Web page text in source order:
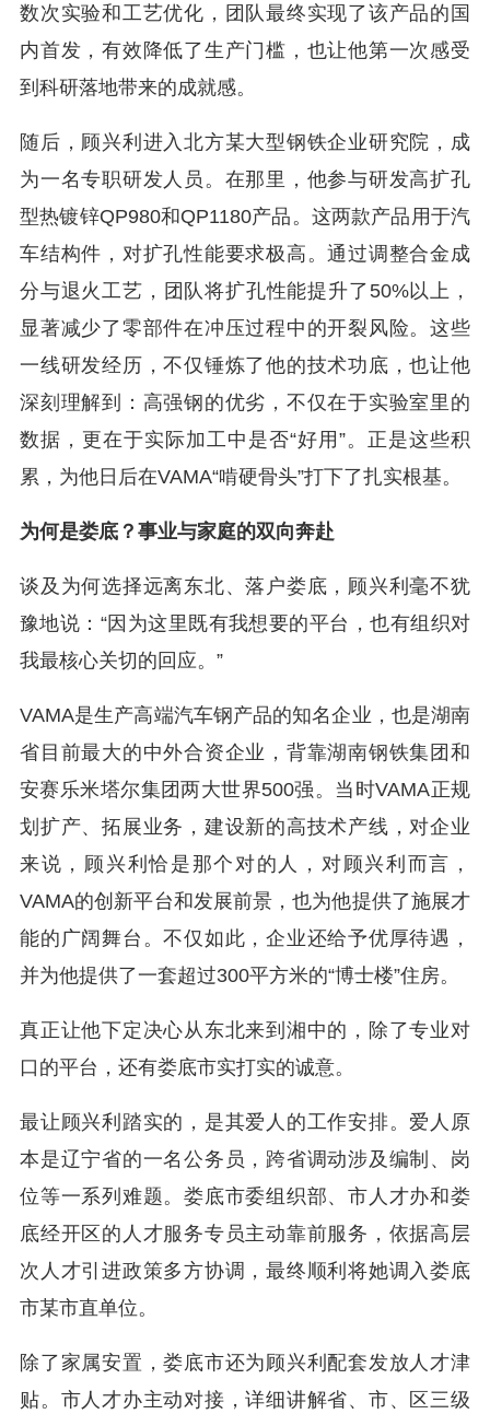
数次实验和工艺优化，团队最终实现了该产品的国
内首发，有效降低了生产门槛，也让他第一次感受
到科研落地带来的成就感。
随后，顾兴利进入北方某大型钢铁企业研究院，成
为一名专职研发人员。在那里，他参与研发高扩孔
型热镀锌QP980和QP1180产品。这两款产品用于汽
车结构件，对扩孔性能要求极高。通过调整合金成
分与退火工艺，团队将扩孔性能提升了50%以上，
显著减少了零部件在冲压过程中的开裂风险。这些
一线研发经历，不仅锤炼了他的技术功底，也让他
深刻理解到：高强钢的优劣，不仅在于实验室里的
数据，更在于实际加工中是否“好用”。正是这些积
累，为他日后在VAMA“啃硬骨头”打下了扎实根基。
为何是娄底？事业与家庭的双向奔赴
谈及为何选择远离东北、落户娄底，顾兴利毫不犹
豫地说：“因为这里既有我想要的平台，也有组织对
我最核心关切的回应。”
VAMA是生产高端汽车钢产品的知名企业，也是湖南
省目前最大的中外合资企业，背靠湖南钢铁集团和
安赛乐米塔尔集团两大世界500强。当时VAMA正规
划扩产、拓展业务，建设新的高技术产线，对企业
来说，顾兴利恰是那个对的人，对顾兴利而言，
VAMA的创新平台和发展前景，也为他提供了施展才
能的广阔舞台。不仅如此，企业还给予优厚待遇，
并为他提供了一套超过300平方米的“博士楼”住房。
真正让他下定决心从东北来到湘中的，除了专业对
口的平台，还有娄底市实打实的诚意。
最让顾兴利踏实的，是其爱人的工作安排。爱人原
本是辽宁省的一名公务员，跨省调动涉及编制、岗
位等一系列难题。娄底市委组织部、市人才办和娄
底经开区的人才服务专员主动靠前服务，依据高层
次人才引进政策多方协调，最终顺利将她调入娄底
市某市直单位。
除了家属安置，娄底市还为顾兴利配套发放人才津
贴。市人才办主动对接，详细讲解省、市、区三级